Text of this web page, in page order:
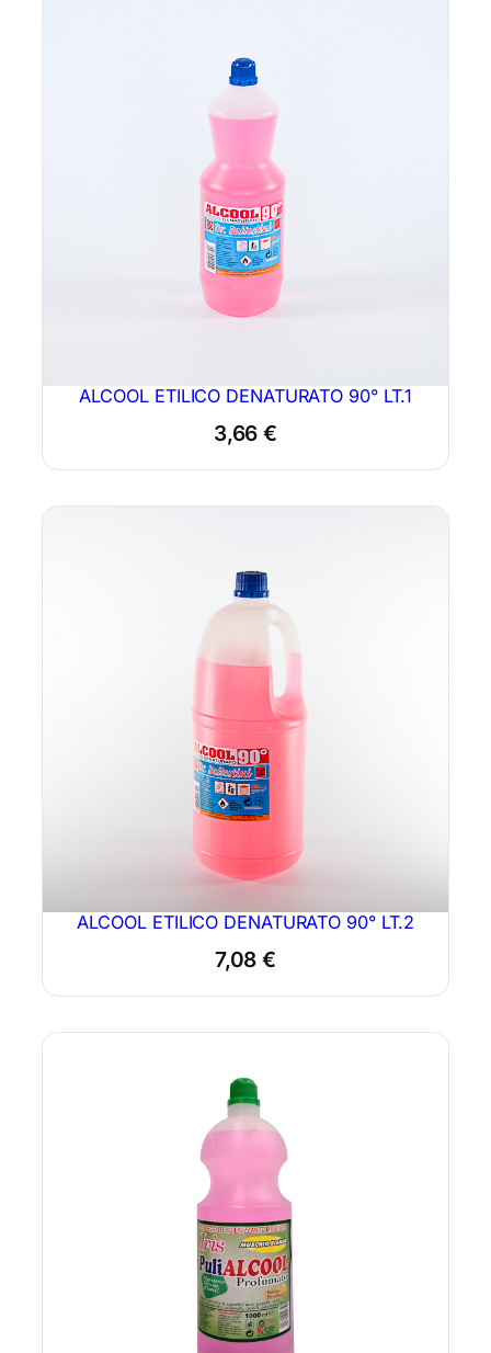
ALCOOL ETILICO DENATURATO 90° LT.1
3,66€
ALCOOL ETILICO DENATURATO 90° LT.2
7,08€